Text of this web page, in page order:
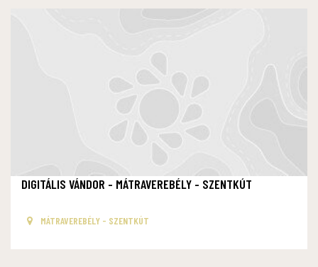
DIGITÁLIS VÁNDOR - MÁTRAVEREBÉLY - SZENTKÚT
MÁTRAVEREBÉLY - SZENTKÚT